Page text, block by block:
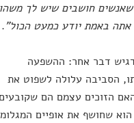
חושבים שיש לך משהו
אתה באמת יודע כמעט הכול".
דבר אחר: ההשפעה
הסביבה עלולה לשפוט את
הזוכים עצמם הם
שחושף את אופיים